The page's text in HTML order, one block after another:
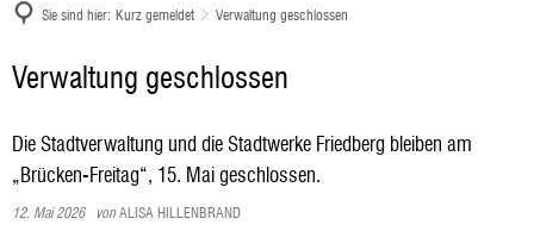
Sie sind hier: Kurz gemeldet Verwaltung geschlossen
Verwaltung geschlossen
Die Stadtverwaltung und die Stadtwerke Friedberg bleiben am
„Brücken-Freitag“, 15. Mai geschlossen.
12. Mai 2026 vonALISA HILLENBRAND